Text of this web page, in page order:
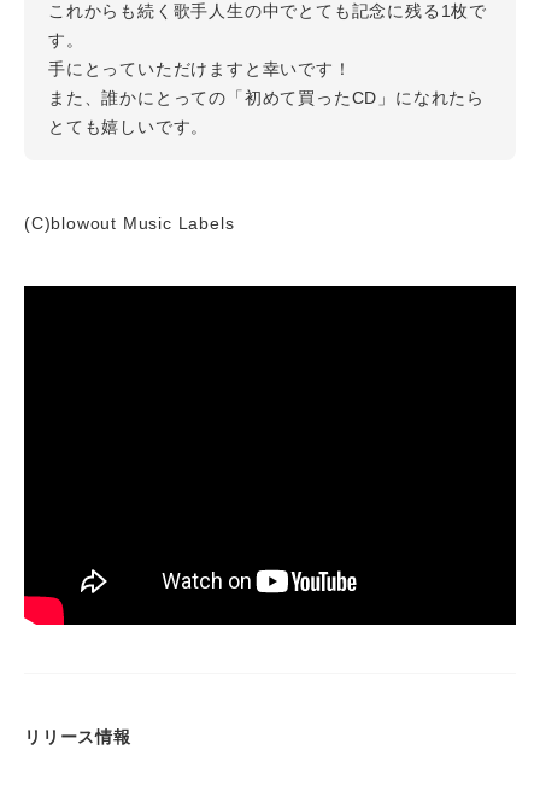
これからも続く歌手人生の中でとても記念に残る1枚で
す。
手にとっていただけますと幸いです！
また、誰かにとっての「初めて買ったCD」になれたら
とても嬉しいです。
(C)blowout Music Labels
リリース情報